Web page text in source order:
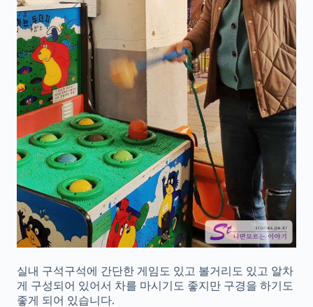
실내 구석구석에 간단한 게임도 있고 볼거리도 있고 알차
게 구성되어 있어서 차를 마시기도 좋지만 구경을 하기도
좋게 되어 있습니다.